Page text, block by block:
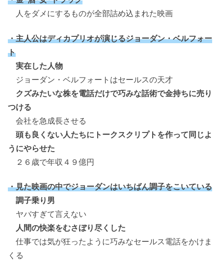
人をダメにするものが全部詰め込まれた映画
・主人公はディカプリオが演じるジョーダン・ベルフォー
ト
実在した人物
ジョーダン・ベルフォートはセールスの天才
クズみたいな株を電話だけで巧みな話術で金持ちに売り
つける
会社を急成長させる
頭も良くない人たちにトークスクリプトを作って同じよ
うにやらせた
２６歳で年収４９億円
・見た映画の中でジョーダンはいちばん調子をこいている
調子乗り男
ヤバすぎて言えない
人間の快楽をむさぼり尽くした
仕事では気が狂ったように巧みなセールス電話をかけま
くる